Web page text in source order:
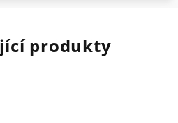
produkty